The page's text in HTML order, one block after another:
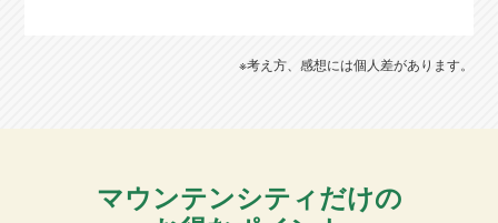
※考え方、感想には個人差があります。
マウンテンシティだけの